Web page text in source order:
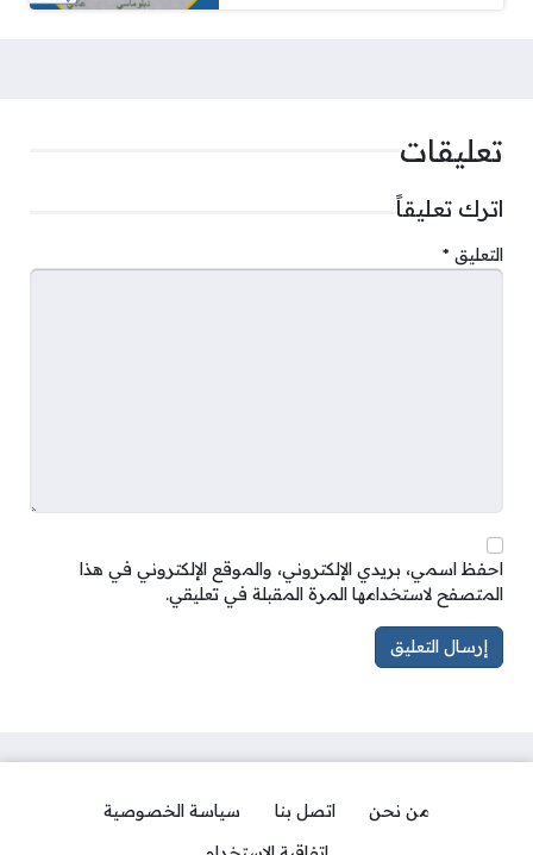
تعليقات
اترك تعليقاً
التعليق *
احفظ اسمي، بريدي الإلكتروني، والموقع الإلكتروني في هذا
المتصفح لاستخدامها المرة المقبلة في تعليقي.
من نحن اتصل بنا
سياسة الخصوصية